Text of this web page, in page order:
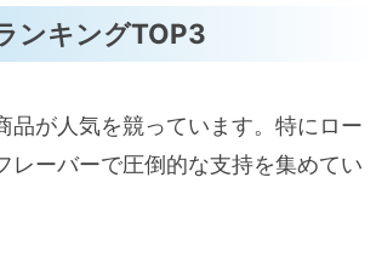
ンキングTOP3
品が人気を競っています。特にロー
レーバーで圧倒的な支持を集めてい